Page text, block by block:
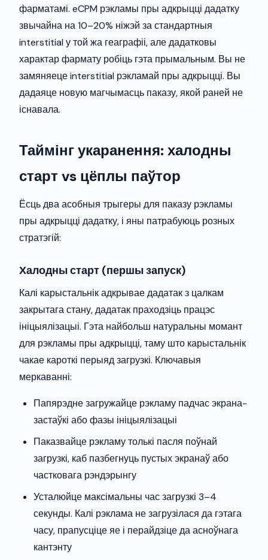
фарматамі. eCPM рэкламы пры адкрыцці дадатку
звычайна на 10–20% ніжэй за стандартныя
interstitial у той жа геаграфіі, але дадатковы
характар фармату робіць гэта прымальным. Вы не
замяняеце interstitial рэкламай пры адкрыцці. Вы
дадаяце новую магчымасць паказу, якой раней не
існавала.
Таймінг укаранення: халодны
старт vs цёплы паўтор
Ёсць два асобныя трыгеры для паказу рэкламы
пры адкрыцці дадатку, і яны патрабуюць розных
стратэгій:
Халодны старт (першы запуск)
Калі карыстальнік адкрывае дадатак з цалкам
закрытага стану, дадатак праходзіць працэс
ініцыялізацыі. Гэта найбольш натуральны момант
для рэкламы пры адкрыцці, таму што карыстальнік
чакае кароткі перыяд загрузкі. Ключавыя
меркаванні:
Папярэдне загружайце рэкламу падчас экрана-
застаўкі або фазы ініцыялізацыі
Паказвайце рэкламу толькі пасля поўнай
загрузкі, каб пазбегнуць пустых экранаў або
частковага рэндэрынгу
Усталюйце максімальны час загрузкі 3–4
секунды. Калі рэклама не загрузілася да гэтага
часу, прапусціце яе і перайдзіце да асноўнага
кантэнту